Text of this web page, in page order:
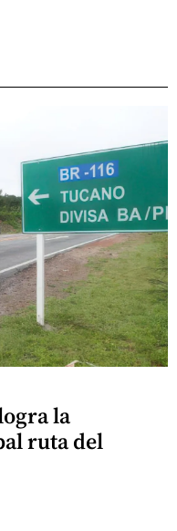
la
ruta del